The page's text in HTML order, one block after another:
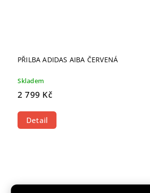
PŘILBA ADIDAS AIBA ČERVENÁ
Skladem
2 799 Kč
Detail